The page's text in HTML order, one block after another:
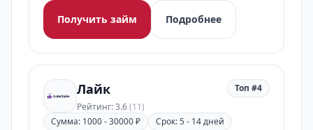
Получить займ
Подробнее
Лайк
Рейтинг: 3.6(11)
Топ #4
Сумма: 1000 - 30000 ₽ Срок: 5 - 14 дней